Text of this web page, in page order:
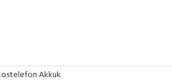
Akkuk